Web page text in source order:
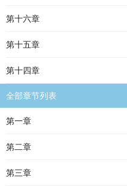
第十六章
第十五章
第十四章
全部章节列表
第一章
第二章
第三章